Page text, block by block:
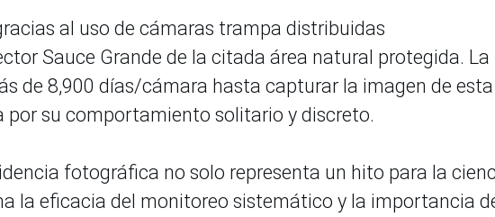
al uso de cámaras trampa distribuidas
Sauce Grande de la citada área natural protegida. La
de 8,900 días/cámara hasta capturar la imagen de esta
por su comportamiento solitario y discreto.
fotográfica no solo representa un hito para la
la eficacia del monitoreo sistemático y la importancia